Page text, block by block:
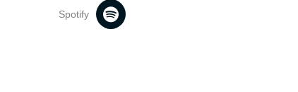
Spotify